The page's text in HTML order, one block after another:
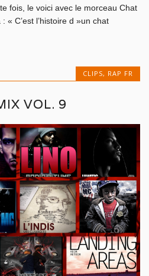
fois, le voici avec le morceau Chat
« C’est l’histoire d »un chat
CLIPS, RAP FR
VOL. 9